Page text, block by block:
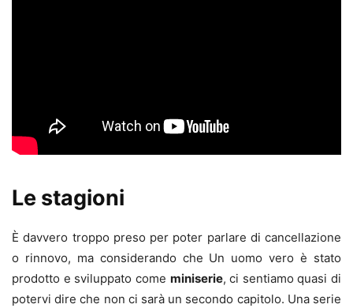
Le stagioni
È davvero troppo preso per poter parlare di cancellazione
o rinnovo, ma considerando che Un uomo vero è stato
prodotto e sviluppato come miniserie, ci sentiamo quasi di
potervi dire che non ci sarà un secondo capitolo. Una serie